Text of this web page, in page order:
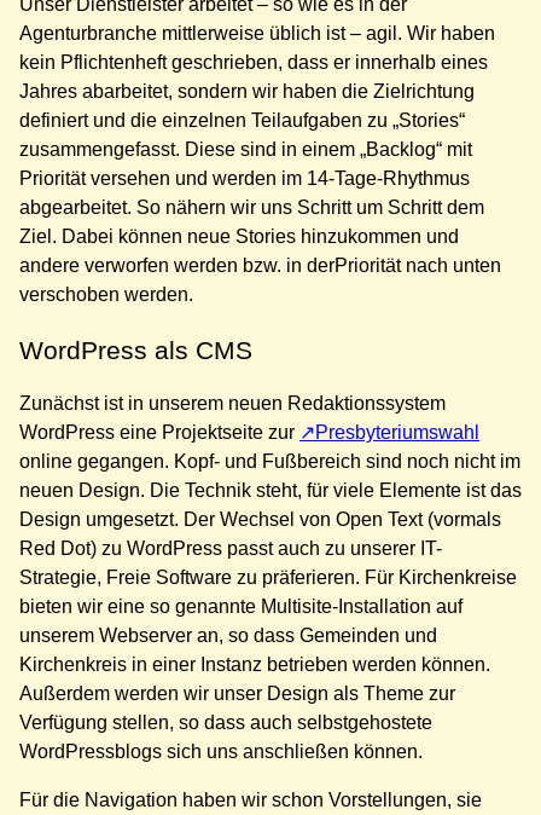
Unser Dienstleister arbeitet – so wie es in der
Agenturbranche mittlerweise üblich ist – agil. Wir haben
kein Pflichtenheft geschrieben, dass er innerhalb eines
Jahres abarbeitet, sondern wir haben die Zielrichtung
definiert und die einzelnen Teilaufgaben zu „Stories“
zusammengefasst. Diese sind in einem „Backlog“ mit
Priorität versehen und werden im 14-Tage-Rhythmus
abgearbeitet. So nähern wir uns Schritt um Schritt dem
Ziel. Dabei können neue Stories hinzukommen und
andere verworfen werden bzw. in derPriorität nach unten
verschoben werden.
WordPress als CMS
Zunächst ist in unserem neuen Redaktionssystem
WordPress eine Projektseite zur
Presbyteriumswahl
online gegangen. Kopf- und Fußbereich sind noch nicht im
neuen Design. Die Technik steht, für viele Elemente ist das
Design umgesetzt. Der Wechsel von Open Text (vormals
Red Dot) zu WordPress passt auch zu unserer IT-
Strategie, Freie Software zu präferieren. Für Kirchenkreise
bieten wir eine so genannte Multisite-Installation auf
unserem Webserver an, so dass Gemeinden und
Kirchenkreis in einer Instanz betrieben werden können.
Außerdem werden wir unser Design als Theme zur
Verfügung stellen, so dass auch selbstgehostete
WordPressblogs sich uns anschließen können.
Für die Navigation haben wir schon Vorstellungen, sie